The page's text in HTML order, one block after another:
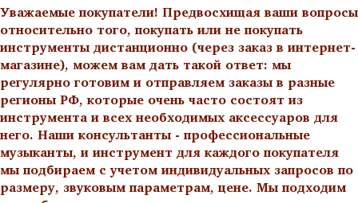
Уважаемые покупатели! Предвосхищая ваши вопросы
относительно того, покупать или не покупать
инструменты дистанционно (через заказ в интернет-
магазине), можем вам дать такой ответ: мы
регулярно готовим и отправляем заказы в разные
регионы РФ, которые очень часто состоят из
инструмента и всех необходимых аксессуаров для
него. Наши консультанты - профессиональные
музыканты, и инструмент для каждого покупателя
мы подбираем с учетом индивидуальных запросов по
размеру, звуковым параметрам, цене. Мы подходим